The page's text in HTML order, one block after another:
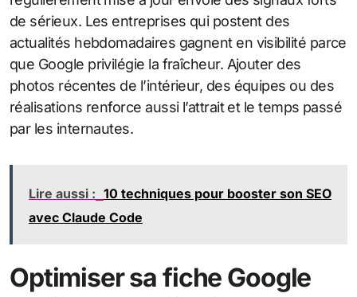
de sérieux. Les entreprises qui postent des
actualités hebdomadaires gagnent en visibilité parce
que Google privilégie la fraîcheur. Ajouter des
photos récentes de l’intérieur, des équipes ou des
réalisations renforce aussi l’attrait et le temps passé
par les internautes.
Lire aussi : 10 techniques pour booster son SEO
avec Claude Code
Optimiser sa fiche Google